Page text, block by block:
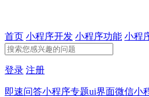
首页 小程序开发 小程序功能 小程
登录 注册
即速问答小程序专题ui界面微信小